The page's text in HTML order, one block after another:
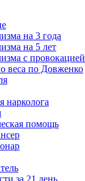
на 3 года
на 5 лет
с провокацией
веса по Довженко
нарколога
помощь
за 21 день